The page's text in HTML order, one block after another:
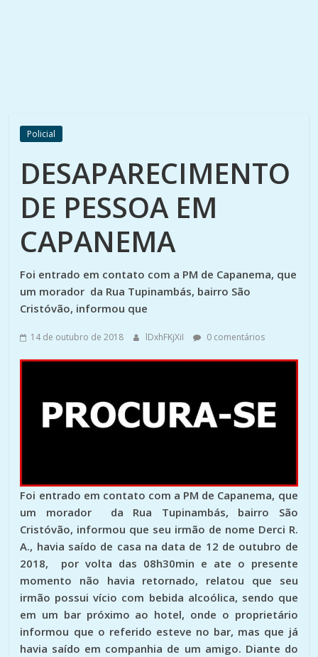
Policial
DESAPARECIMENTO
DE PESSOA EM
CAPANEMA
Foi entrado em contato com a PM de Capanema, que
um morador da Rua Tupinambás, bairro São
Cristóvão, informou que
14 de outubro de 2018 lDxhFKjXiI 0 comentários
Foi entrado em contato com a PM de Capanema, que
um morador da Rua Tupinambás, bairro São
Cristóvão, informou que seu irmão de nome Derci R.
A., havia saído de casa na data de 12 de outubro de
2018, por volta das 08h30min e ate o presente
momento não havia retornado, relatou que seu
irmão possui vício com bebida alcoólica, sendo que
em um bar próximo ao hotel, onde o proprietário
informou que o referido esteve no bar, mas que já
havia saído em companhia de um amigo. Diante do